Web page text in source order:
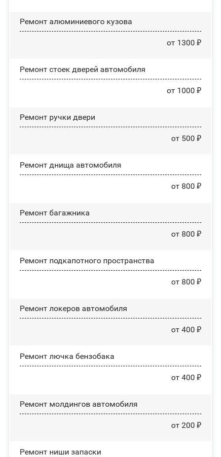
Ремонт алюминиевого кузова
от 1300 ₽
Ремонт стоек дверей автомобиля
от 1000 ₽
Ремонт ручки двери
от 500 ₽
Ремонт днища автомобиля
от 800 ₽
Ремонт багажника
от 800 ₽
Ремонт подкапотного пространства
от 800 ₽
Ремонт лoĸepoв автомобиля
от 400 ₽
Ремонт лючка бензобака
от 400 ₽
Ремонт молдингов автомобиля
от 200 ₽
Ремонт ниши запаски